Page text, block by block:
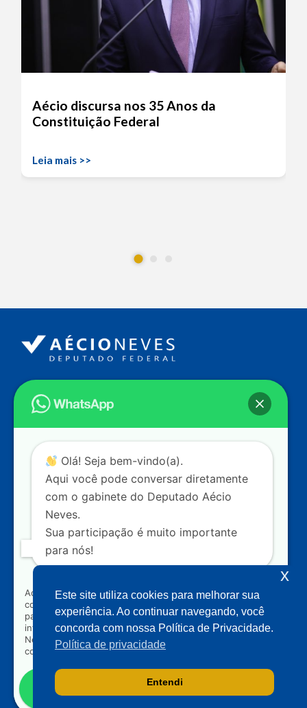
Aécio discursa nos 35 Anos da
Constituição Federal
Leia mais >>
Endereço
Câmara dos Deputados
Ed. Principal, Ala C – Gabinete
Contato
dep.aecioneves@camara.leg.br
+55 (61) 3215-5964
+55 (31) 3261-0121
+55 (31) 97150-0834
Nossas redes
Acompanhe o meu mandato
Olá! Seja bem-vindo(a).
Aqui você pode conversar diretamente
com o gabinete do Deputado Aécio
Neves.
Sua participação é muito importante
para nós!
Ao clicar para iniciar o contato pelo WhatsApp, você
concorda que seus dados serão utilizados exclusivamente
para atendimento relacionado às demandas, sugestões ou
informações referentes ao mandato do Deputado Aécio
Neves. Seus dados serão tratados com sigilo e não serão
compartilhados com terceiros.
Falar com gabinete
Este site utiliza cookies para melhorar sua
experiência. Ao continuar navegando, você
concorda com nossa Política de Privacidade.
Política de privacidade
Entendi
x